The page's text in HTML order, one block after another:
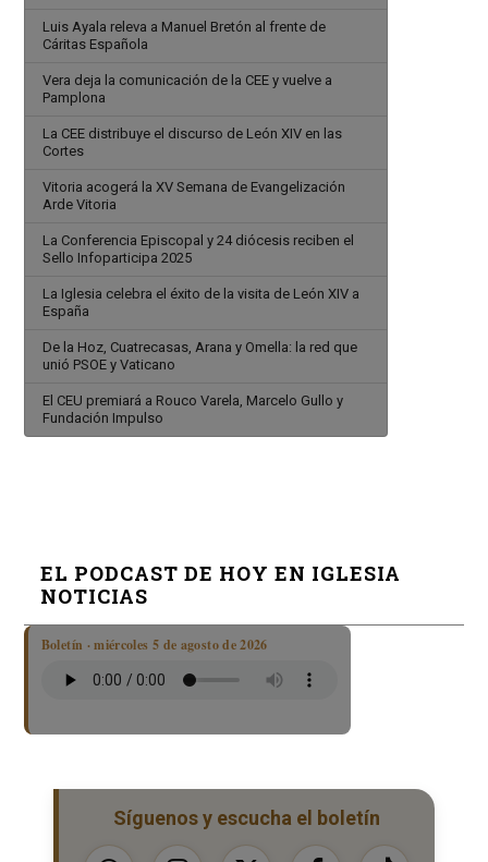
Luis Ayala releva a Manuel Bretón al frente de
Cáritas Española
Vera deja la comunicación de la CEE y vuelve a
Pamplona
La CEE distribuye el discurso de León XIV en las
Cortes
Vitoria acogerá la XV Semana de Evangelización
Arde Vitoria
La Conferencia Episcopal y 24 diócesis reciben el
Sello Infoparticipa 2025
La Iglesia celebra el éxito de la visita de León XIV a
España
De la Hoz, Cuatrecasas, Arana y Omella: la red que
unió PSOE y Vaticano
El CEU premiará a Rouco Varela, Marcelo Gullo y
Fundación Impulso
EL PODCAST DE HOY EN IGLESIA
NOTICIAS
Boletín · miércoles 5 de agosto de 2026
Síguenos y escucha el boletín